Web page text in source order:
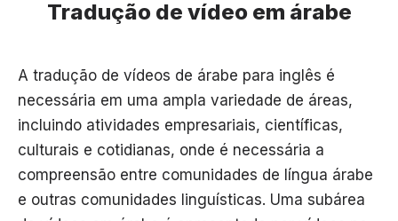
Tradução de vídeo em árabe
A tradução de vídeos de árabe para inglês é
necessária em uma ampla variedade de áreas,
incluindo atividades empresariais, científicas,
culturais e cotidianas, onde é necessária a
compreensão entre comunidades de língua árabe
e outras comunidades linguísticas. Uma subárea